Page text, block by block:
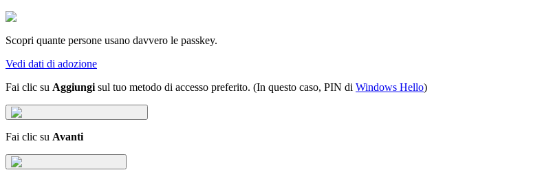
Scopri quante persone usano davvero le passkey.
Vedi dati di adozione
Fai clic su Aggiungi sul tuo metodo di accesso preferito. (In questo caso, PIN di Windows Hello)
Fai clic su Avanti